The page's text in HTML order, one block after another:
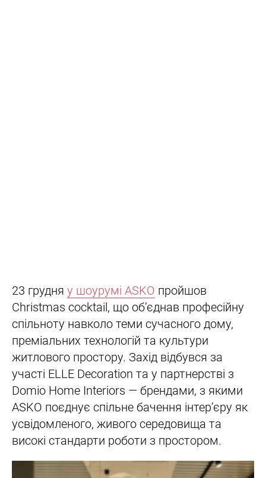
23 грудня у шоурумі ASKO пройшов
Christmas cocktail, що об’єднав професійну
спільноту навколо теми сучасного дому,
преміальних технологій та культури
житлового простору. Захід відбувся за
участі ELLE Decoration та у партнерстві з
Domio Home Interiors — брендами, з якими
ASKO поєднує спільне бачення інтер’єру як
усвідомленого, живого середовища та
високі стандарти роботи з простором.